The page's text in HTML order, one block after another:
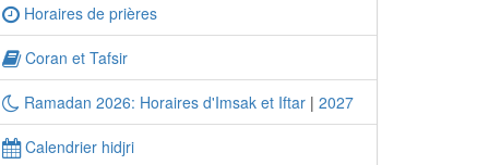
Horaires de prières
Coran et Tafsir
Ramadan 2026: Horaires d'Imsak et Iftar | 2027
Calendrier hidjri